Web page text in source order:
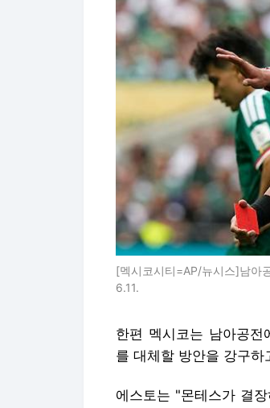
[멕시코시티=AP/뉴시스]남아
6.11.
한편 멕시코는 남아공
를 대체할 방안을 강구하
에스토는 "몬테스가 결